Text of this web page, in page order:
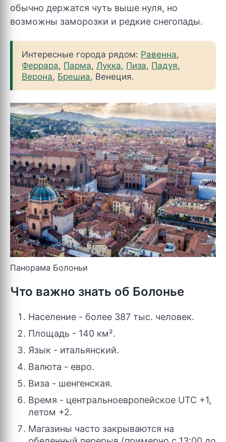
обычно держатся чуть выше нуля, но
возможны заморозки и редкие снегопады.
Интересные города рядом: Равенна,
Феррара, Парма, Лукка, Пиза, Падуя,
Верона, Брешиа, Венеция.
Панорама Болоньи
Что важно знать об Болонье
Население - более 387 тыс. человек.
Площадь - 140 км².
Язык - итальянский.
Валюта - евро.
Виза - шенгенская.
Время - центральноевропейское UTC +1,
летом +2.
Магазины часто закрываются на